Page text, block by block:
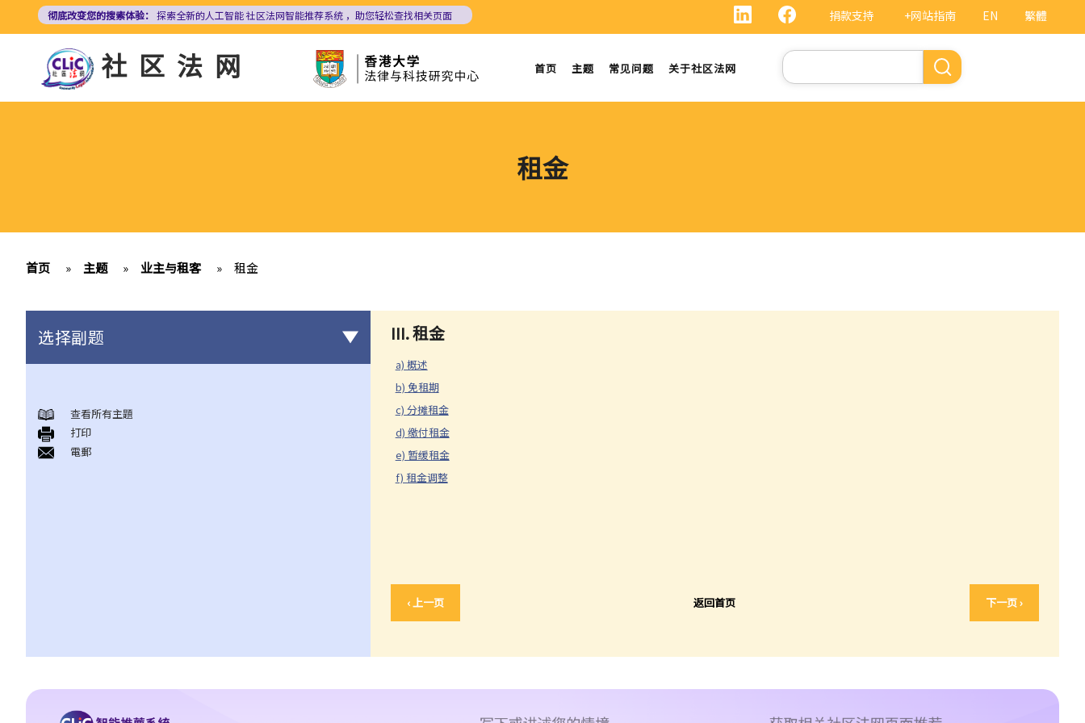
内
EN 繁體
捐款支持 +网站指南
彻底改变您的搜索体验： 探索全新的人工智能社区法网智能推荐系统 ，助您轻松查找相关页面
社区法网 首页 主题 常见问题 关于社区法网
搜
索
租金
首页 » 主题 » 业主与租客 » 租金
III. 租金
a) 概述
b) 免租期
c) 分摊租金
d) 缴付租金
e) 暂缓租金
f) 租金调整
‹ 上一页 返回首页 下一页 ›
选择副题
1. 香港有甚么政府部门专门处理有关租赁的事项？假若在租赁事项
上出现纠纷／问题，应向那一个部门求助？
2. 有关政府物业（例如公屋单位或政府商场铺位）的租务问题，我
房屋（例如公屋或居者有其屋计划）？
查看所有主題
打印
電郵